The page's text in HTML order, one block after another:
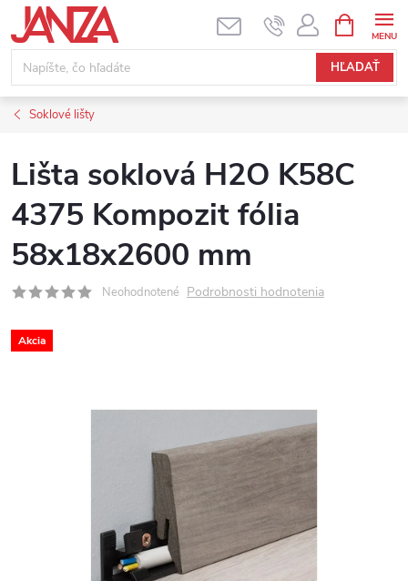
Prejsť na obsah
HĽADAŤ
Soklové lišty
Lišta soklová H2O K58C
4375 Kompozit fólia
58x18x2600 mm
Neohodnotené Podrobnosti hodnotenia
Akcia